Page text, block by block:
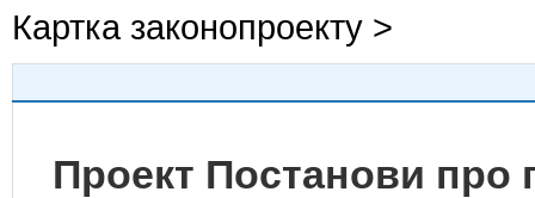
Картка законопроекту >
Проект Постанови про